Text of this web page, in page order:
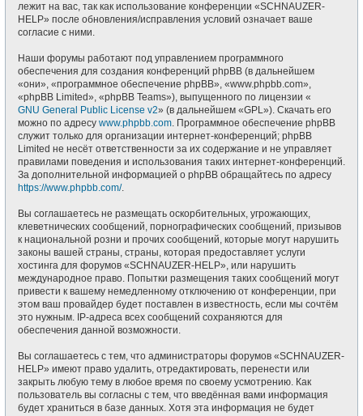
лежит на вас, так как использование конференции «SCHNAUZER-
HELP» после обновления/исправления условий означает ваше
согласие с ними.
Наши форумы работают под управлением программного
обеспечения для создания конференций phpBB (в дальнейшем
«они», «программное обеспечение phpBB», «www.phpbb.com»,
«phpBB Limited», «phpBB Teams»), выпущенного по лицензии «
GNU General Public License v2» (в дальнейшем «GPL»). Скачать его
можно по адресу www.phpbb.com. Программное обеспечение phpBB
служит только для организации интернет-конференций; phpBB
Limited не несёт ответственности за их содержание и не управляет
правилами поведения и использования таких интернет-конференций.
За дополнительной информацией о phpBB обращайтесь по адресу
https://www.phpbb.com/.
Вы соглашаетесь не размещать оскорбительных, угрожающих,
клеветнических сообщений, порнографических сообщений, призывов
к национальной розни и прочих сообщений, которые могут нарушить
законы вашей страны, страны, которая предоставляет услуги
хостинга для форумов «SCHNAUZER-HELP», или нарушить
международное право. Попытки размещения таких сообщений могут
привести к вашему немедленному отключению от конференции, при
этом ваш провайдер будет поставлен в известность, если мы сочтём
это нужным. IP-адреса всех сообщений сохраняются для
обеспечения данной возможности.
Вы соглашаетесь с тем, что администраторы форумов «SCHNAUZER-
HELP» имеют право удалить, отредактировать, перенести или
закрыть любую тему в любое время по своему усмотрению. Как
пользователь вы согласны с тем, что введённая вами информация
будет храниться в базе данных. Хотя эта информация не будет